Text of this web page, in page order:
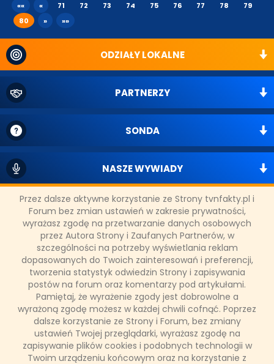
Przez dalsze aktywne korzystanie ze Strony tvnfakty.pl i
Forum bez zmian ustawień w zakresie prywatności,
wyrażasz zgodę na przetwarzanie danych osobowych
przez Autora Strony i Zaufanych Partnerów, w
szczególności na potrzeby wyświetlania reklam
dopasowanych do Twoich zainteresowań i preferencji,
tworzenia statystyk odwiedzin Strony i zapisywania
postów na forum oraz komentarzy pod artykułami.
Pamiętaj, że wyrażenie zgody jest dobrowolne a
wyrażoną zgodę możesz w każdej chwili cofnąć. Poprzez
dalsze korzystanie ze Strony i Forum, bez zmiany
ustawień Twojej przeglądarki, wyrażasz zgodę na
zapisywanie plików cookies i podobnych technologii w
Twoim urządzeniu końcowym oraz na korzystanie z
ODZIAŁY LOKALNE
PARTNERZY
SONDA
«« « 71 72 73 74 75 76 77 78
79
80
» »»
NASZE WYWIADY
FAKTY TVN
WAŻNE RELACJE
Copyright © 2011 - 2026 by www.tvnfakty.pl| Wszystkie prawa
zastrzeżone.